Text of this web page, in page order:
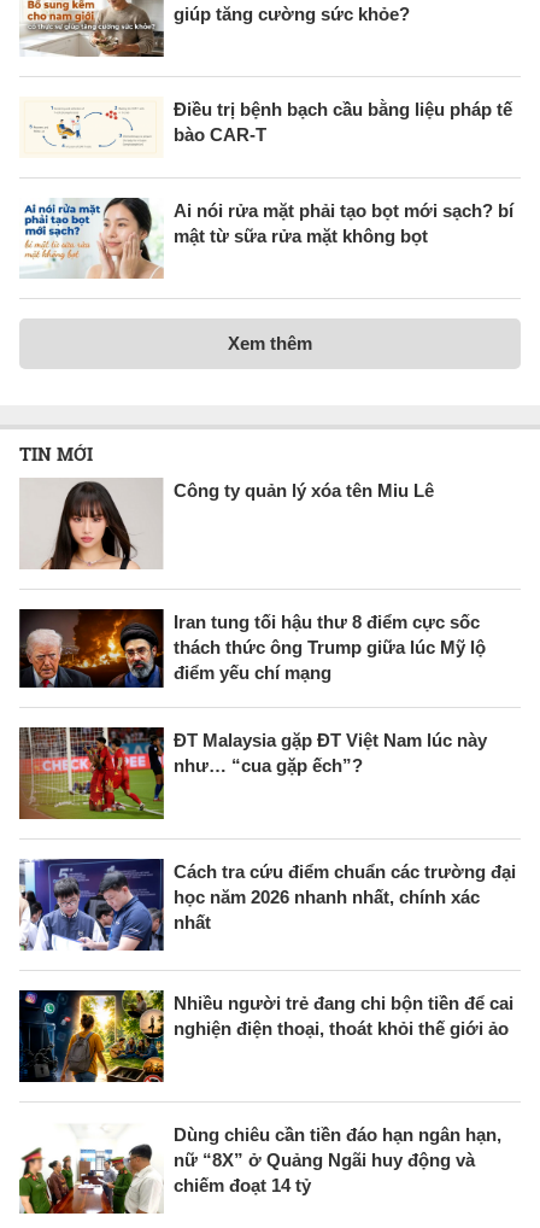
giúp tăng cường sức khỏe?
Điều trị bệnh bạch cầu bằng liệu pháp tế
bào CAR-T
Ai nói rửa mặt phải tạo bọt mới sạch? bí
mật từ sữa rửa mặt không bọt
Xem thêm
TIN MỚI
Công ty quản lý xóa tên Miu Lê
Iran tung tối hậu thư 8 điểm cực sốc
thách thức ông Trump giữa lúc Mỹ lộ
điểm yếu chí mạng
ĐT Malaysia gặp ĐT Việt Nam lúc này
như… “cua gặp ếch”?
Cách tra cứu điểm chuẩn các trường đại
học năm 2026 nhanh nhất, chính xác
nhất
Nhiều người trẻ đang chi bộn tiền để cai
nghiện điện thoại, thoát khỏi thế giới ảo
Dùng chiêu cần tiền đáo hạn ngân hạn,
nữ “8X” ở Quảng Ngãi huy động và
chiếm đoạt 14 tỷ